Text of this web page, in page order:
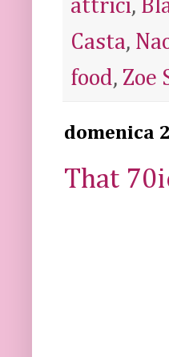
attrici,
Casta,
food, Zoe
domenica
That